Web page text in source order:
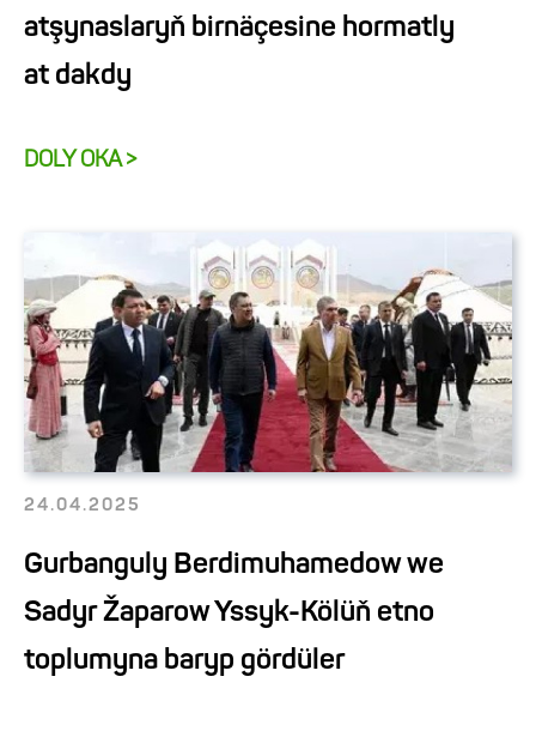
atşynaslaryň birnäçesine hormatly
at dakdy
DOLY OKA >
24.04.2025
Gurbanguly Berdimuhamedow we
Sadyr Žaparow Yssyk-Kölüň etno
toplumyna baryp gördüler